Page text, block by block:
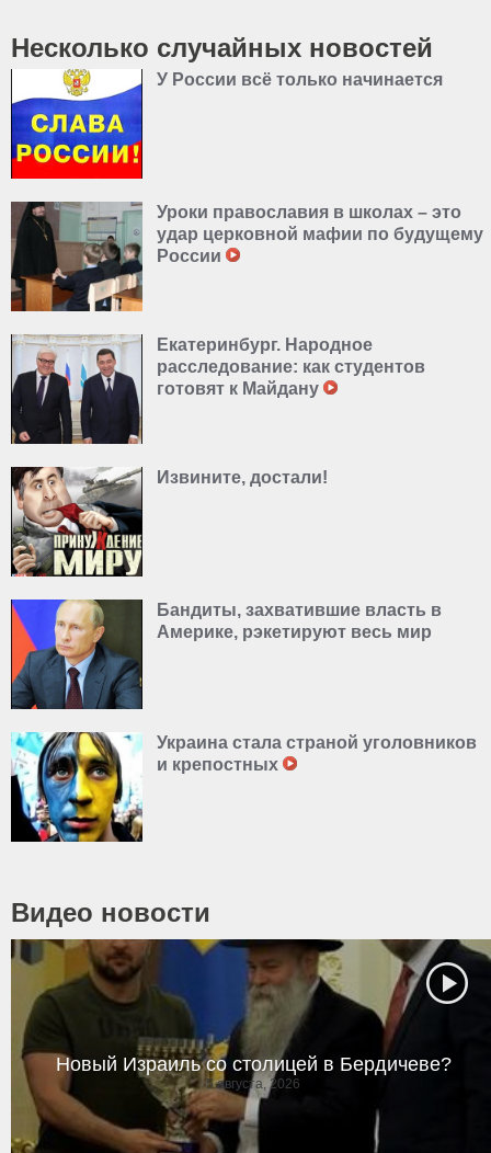
Несколько случайных новостей
У России всё только начинается
Уроки православия в школах – это
удар церковной мафии по будущему
России
Екатеринбург. Народное
расследование: как студентов
готовят к Майдану
Извините, достали!
Бандиты, захватившие власть в
Америке, рэкетируют весь мир
Украина стала страной уголовников
и крепостных
Видео новости
Новый Израиль со столицей в Бердичеве?
5 августа, 2026